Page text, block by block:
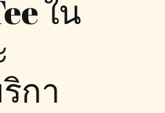
ใน
กา